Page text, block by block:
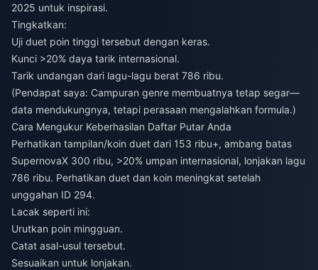
2025 untuk inspirasi.
Tingkatkan:
Uji duet poin tinggi tersebut dengan keras.
Kunci >20% daya tarik internasional.
Tarik undangan dari lagu-lagu berat 786 ribu.
(Pendapat saya: Campuran genre membuatnya tetap segar—
data mendukungnya, tetapi perasaan mengalahkan formula.)
Cara Mengukur Keberhasilan Daftar Putar Anda
Perhatikan tampilan/koin duet dari 153 ribu+, ambang batas
SupernovaX 300 ribu, >20% umpan internasional, lonjakan lagu
786 ribu. Perhatikan duet dan koin meningkat setelah
unggahan ID 294.
Lacak seperti ini:
Urutkan poin mingguan.
Catat asal-usul tersebut.
Sesuaikan untuk lonjakan.